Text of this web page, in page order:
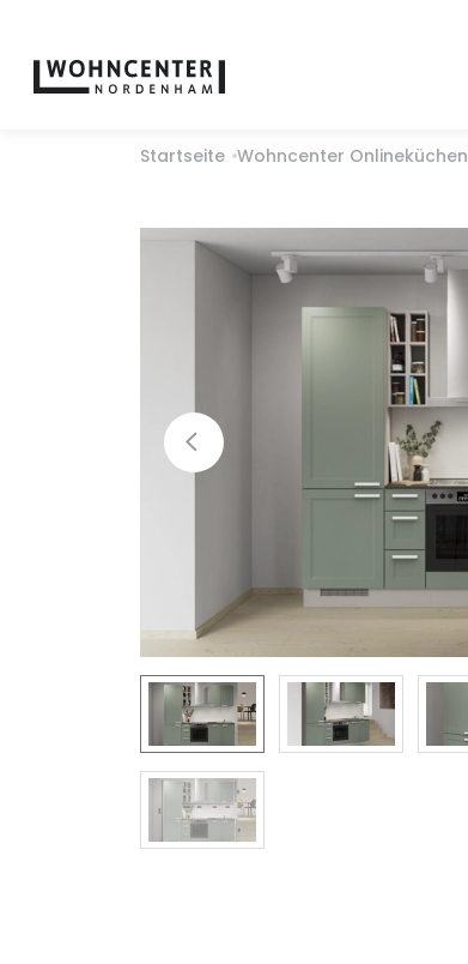
Startseite Wohncenter Onlineküchen